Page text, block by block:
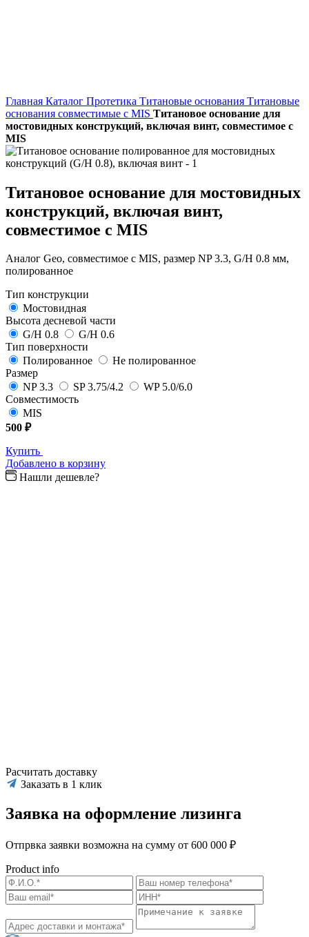
Главная Каталог Протетика Титановые основания Титановые
основания совместимые с MIS Титановое основание для
мостовидных конструкций, включая винт, совместимое с
MIS
Титановое основание для мостовидных
конструкций, включая винт,
совместимое с MIS
Аналог Geo, совместимое с MIS, размер NP 3.3, G/H 0.8 мм,
полированное
Тип конструкции
Мостовидная
Высота десневой части
G/H 0.8
G/H 0.6
Тип поверхности
Полированное
Не полированное
Размер
NP 3.3
SP 3.75/4.2
WP 5.0/6.0
Совместимость
MIS
500 ₽
Купить
Добавлено в корзину
Нашли дешевле?
Расчитать доставку
Заказать в 1 клик
Заявка на оформление лизинга
Отпрвка заявки возможна на сумму от 600 000 ₽
Product info